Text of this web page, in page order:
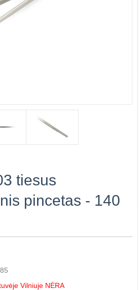
tiesus
pincetas - 140
Vilniuje NĖRA